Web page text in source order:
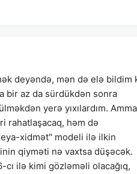
deyəndə, mən də elə bildim
bir az da sürdükdən sonra
yerə yıxılardım. Amma
rahatlaşacaq, həm də
xidmət" modeli ilə ilkin
qiyməti nə vaxtsa düşəcək.
ilə kimi gözləməli olacağıq,